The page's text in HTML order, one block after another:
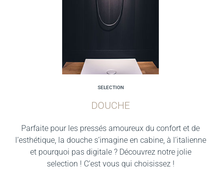
SELECTION
DOUCHE
Parfaite pour les pressés amoureux du confort et de
l’esthétique, la douche s’imagine en cabine, à l’italienne
et pourquoi pas digitale ? Découvrez notre jolie
selection ! C’est vous qui choisissez !